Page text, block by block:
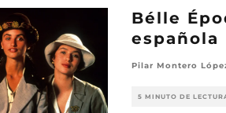
Bélle
española
Pilar Montero
5 MINUTO DE